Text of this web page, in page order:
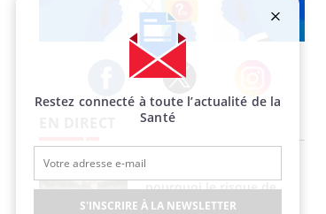
Facebook Twitter Instagram
pourquoi le risque de
noyade grimpe-t-il ?
que dit la science
Restez connecté à toute l’actualité de la
Santé
S'INSCRIRE À LA NEWSLETTER